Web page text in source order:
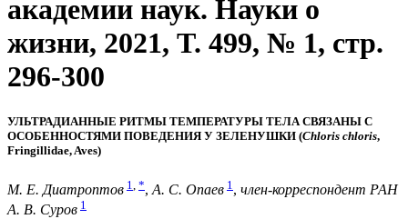
академии наук. Науки о
жизни, 2021, T. 499, № 1, стр.
296-300
УЛЬТРАДИАННЫЕ РИТМЫ ТЕМПЕРАТУРЫ ТЕЛА СВЯЗАНЫ С
ОСОБЕННОСТЯМИ ПОВЕДЕНИЯ У ЗЕЛЕНУШКИ (Chloris chloris,
Fringillidae, Aves)
М. Е. Диатроптов 1 *, А. С. Опаев 1 , член-корреспондент РАН
А. В. Суров 1